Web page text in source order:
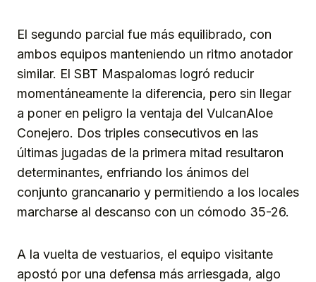
El segundo parcial fue más equilibrado, con
ambos equipos manteniendo un ritmo anotador
similar. El SBT Maspalomas logró reducir
momentáneamente la diferencia, pero sin llegar
a poner en peligro la ventaja del VulcanAloe
Conejero. Dos triples consecutivos en las
últimas jugadas de la primera mitad resultaron
determinantes, enfriando los ánimos del
conjunto grancanario y permitiendo a los locales
marcharse al descanso con un cómodo 35-26.
A la vuelta de vestuarios, el equipo visitante
apostó por una defensa más arriesgada, algo